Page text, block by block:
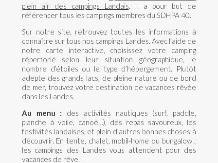
plein air des campings Landais. Il a pour but de
référencer tous les campings membres du SDHPA 40.
Sur notre site, retrouvez toutes les informations à
connaître sur tous nos campings Landes. Avec l’aide de
notre carte interactive, choisissez votre camping
répertorié selon leur situation géographique, le
nombre d’étoiles ou le type d’hébergement. Plutôt
adepte des grands lacs, de pleine nature ou de bord
de mer, trouvez votre destination de vacances rêvée
dans les Landes.
Au menu : des activités nautiques (surf, paddle,
planche à voile, canoë…), des repas savoureux, les
festivités landaises, et plein d’autres bonnes choses à
découvrir. En tente, chalet, mobil-home ou bungalow ;
les campings des Landes vous attendent pour des
vacances de rêve.